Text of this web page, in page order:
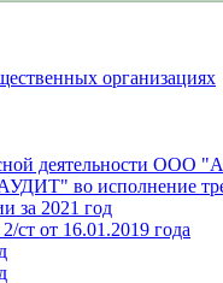
организациях
деятельности
во исполнение
за 2021 год
ст от 16.01.2019 года